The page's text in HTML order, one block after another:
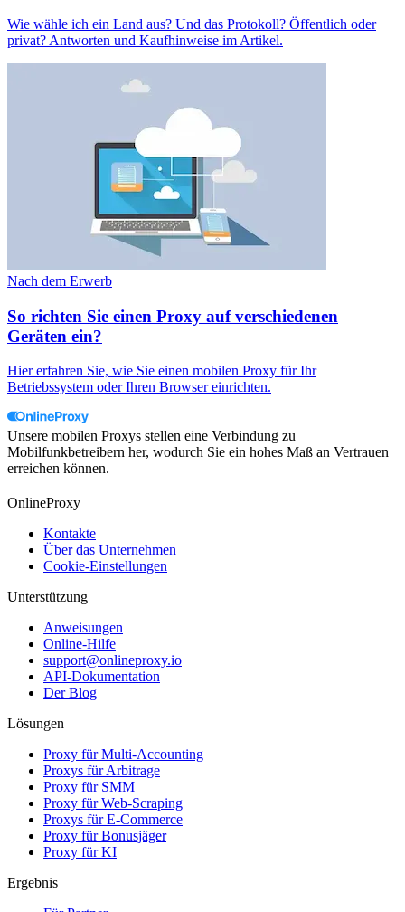
Wie wähle ich ein Land aus? Und das Protokoll? Öffentlich oder
privat? Antworten und Kaufhinweise im Artikel.
Nach dem Erwerb
So richten Sie einen Proxy auf verschiedenen
Geräten ein?
Hier erfahren Sie, wie Sie einen mobilen Proxy für Ihr
Betriebssystem oder Ihren Browser einrichten.
Unsere mobilen Proxys stellen eine Verbindung zu
Mobilfunkbetreibern her, wodurch Sie ein hohes Maß an Vertrauen
erreichen können.
OnlineProxy
Kontakte
Über das Unternehmen
Cookie-Einstellungen
Unterstützung
Anweisungen
Online-Hilfe
support@onlineproxy.io
API-Dokumentation
Der Blog
Lösungen
Proxy für Multi-Accounting
Proxys für Arbitrage
Proxy für SMM
Proxy für Web-Scraping
Proxys für E-Commerce
Proxy für Bonusjäger
Proxy für KI
Ergebnis